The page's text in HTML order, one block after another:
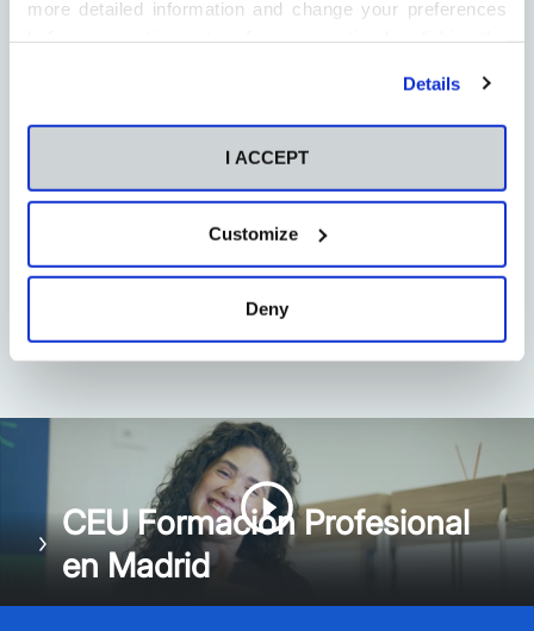
more detailed information and change your preferences
Details
I ACCEPT
Customize
Deny
CEU Formación Profesional
en Madrid